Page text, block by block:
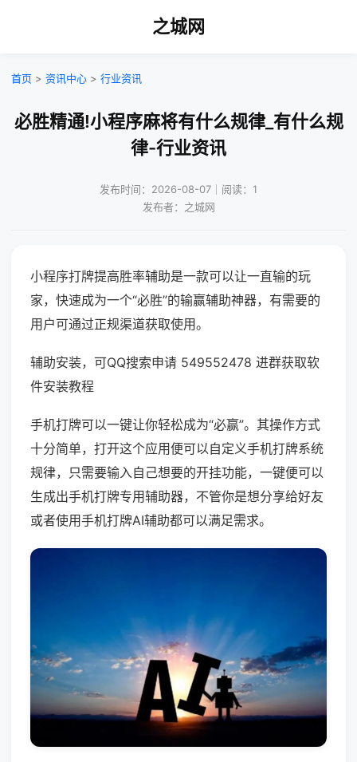
之城网
首页 > 资讯中心 > 行业资讯
必胜精通!小程序麻将有什么规律_有什么规
律-行业资讯
发布时间：2026-08-07｜阅读：1
发布者：之城网
小程序打牌提高胜率辅助是一款可以让一直输的玩
家，快速成为一个“必胜”的输赢辅助神器，有需要的
用户可通过正规渠道获取使用。
辅助安装，可QQ搜索申请 549552478 进群获取软
件安装教程
手机打牌可以一键让你轻松成为“必赢”。其操作方式
十分简单，打开这个应用便可以自定义手机打牌系统
规律，只需要输入自己想要的开挂功能，一键便可以
生成出手机打牌专用辅助器，不管你是想分享给好友
或者使用手机打牌AI辅助都可以满足需求。